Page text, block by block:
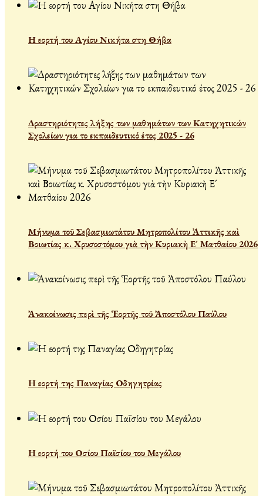
Η εορτή του Αγίου Νικήτα στη Θήβα
Δραστηριότητες λήξης των μαθημάτων των Κατηχητικών
Σχολείων για το εκπαιδευτικό έτος 2025 - 26
Μήνυμα τοῦ Σεβασμιωτάτου Μητροπολίτου Ἀττικῆς καὶ
Βοιωτίας κ. Χρυσοστόμου γιὰ τὴν Κυριακὴ Ε´ Ματθαίου 2026
Ἀνακοίνωσις περὶ τῆς Ἑορτῆς τοῦ Ἀποστόλου Παύλου
Η εορτή της Παναγίας Οδηγητρίας
Η εορτή του Οσίου Παϊσίου του Μεγάλου